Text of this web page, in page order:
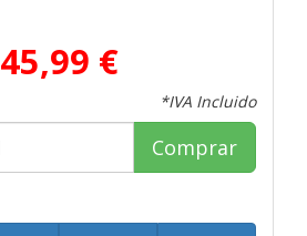
45,99 €
*IVA Incluido
Comprar